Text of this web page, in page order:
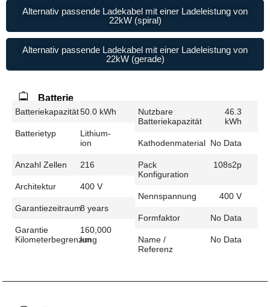
Alternativ passende Ladekabel mit einer Ladeleistung von
22kW (spiral)
Alternativ passende Ladekabel mit einer Ladeleistung von
22kW (gerade)
Batterie
Batteriekapazität50.0 kWh
Batterietyp
Lithium-
ion
Anzahl Zellen 216
Architektur 400 V
Garantiezeitraum8 years
Garantie
Kilometerbegrenzung
160,000
km
Nutzbare
Batteriekapazität
46.3
kWh
Kathodenmaterial No Data
Pack
Konfiguration
108s2p
Nennspannung 400 V
Formfaktor No Data
Name /
Referenz
No Data